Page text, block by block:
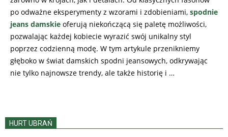
po odważne eksperymenty z wzorami i zdobieniami, spodnie
jeans damskie oferują niekończącą się paletę możliwości,
pozwalając każdej kobiecie wyrazić swój unikalny styl
poprzez codzienną modę. W tym artykule przenikniemy
głęboko w świat damskich spodni jeansowych, odkrywając
nie tylko najnowsze trendy, ale także historię i …
HURT UBRAŃ